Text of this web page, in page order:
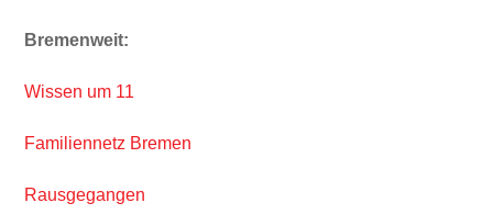
Bremenweit:
Wissen um 11
Familiennetz Bremen
Rausgegangen